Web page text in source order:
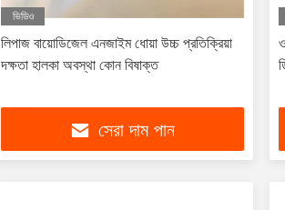
ভিডিও
লিপাজ বায়োডিজেল এনজাইম ধোয়া উচ্চ প্রতিক্রিয়া
দক্ষতা হালকা অবস্থা কোন বিষাক্ত
সেরা দাম পান